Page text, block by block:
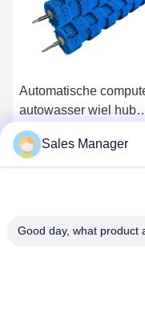
Automatische
autowasser wiel hub
borstel rol met hoge /
bont borstel roestvrij
Krijg Beste Prijs
Sales Manager
Good day, what product